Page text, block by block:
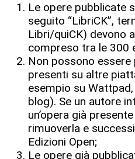
Le opere pubblicate
seguito “LibriCK”,
Libri/quiCK) devono
compreso tra le 300
Non possono
presenti su altre
esempio su
blog). Se un autore
un’opera già
rimuoverla e
Edizioni Open;
Le opere già